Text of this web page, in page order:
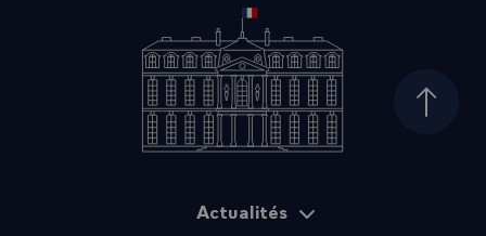
Haut
Actualités